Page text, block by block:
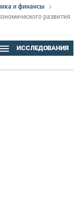
и финансы
развития
ИССЛЕДОВАНИЯ